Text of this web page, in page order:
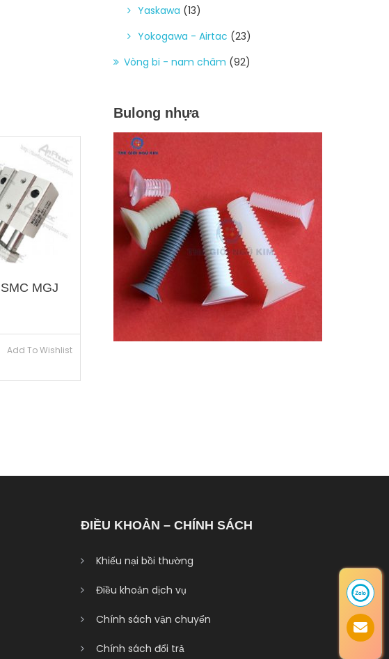
MGJ
Add To Wishlist
Yaskawa (13)
Yokogawa - Airtac (23)
Vòng bi - nam châm (92)
Bulong nhựa
ĐIỀU KHOẢN – CHÍNH SÁCH
Khiếu nại bồi thường
Điều khoản dịch vụ
Chính sách vận chuyển
Chính sách đổi trả